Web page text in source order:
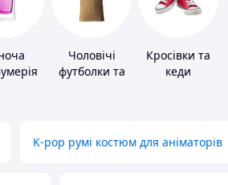
Чоловічі
футболки та
Кросівки та
кеди
K-pop румі костюм для аніматорів